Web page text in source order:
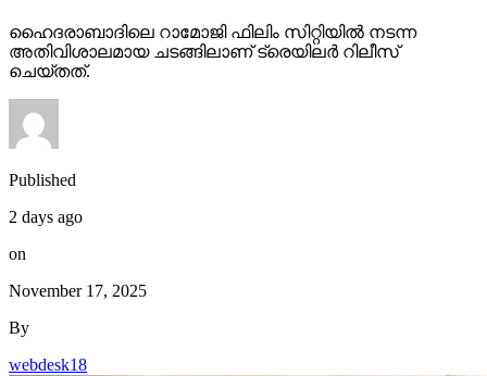
ഹൈദരാബാദിലെ റാമോജി ഫിലിം സിറ്റിയില്‍ നടന്ന
അതിവിശാലമായ ചടങ്ങിലാണ് ട്രെയിലര്‍ റിലീസ്
ചെയ്തത്.
Published
2 days ago
on
November 17, 2025
By
webdesk18